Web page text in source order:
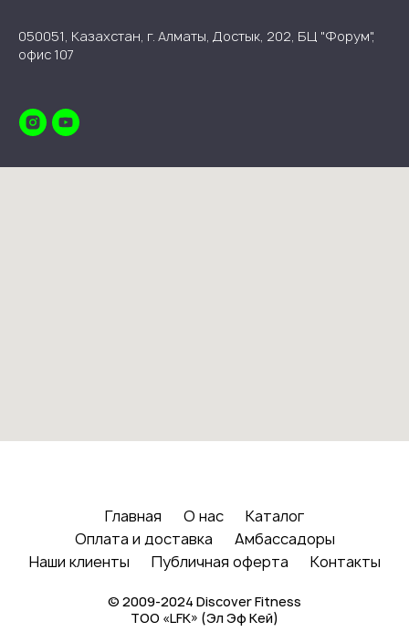
050051, Казахстан, г. Алматы, Достык, 202, БЦ "Форум",
офис 107
Главная О нас
Каталог
Оплата и доставка
Амбассадоры
Наши клиенты
Публичная оферта Контакты
© 2009-2024 Discover Fitness
ТОО «LFK» (Эл Эф Кей)